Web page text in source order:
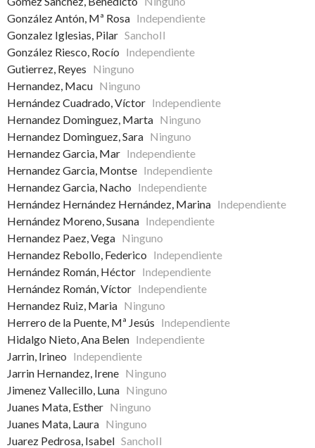
González Antón, Mª Rosa Independiente
Gonzalez Iglesias, Pilar SanchoII
González Riesco, Rocío Independiente
Gutierrez, Reyes Ninguno
Hernandez, Macu Ninguno
Hernández Cuadrado, Víctor Independiente
Hernandez Dominguez, Marta Ninguno
Hernandez Dominguez, Sara Ninguno
Hernandez Garcia, Mar Independiente
Hernandez Garcia, Montse Independiente
Hernandez Garcia, Nacho Independiente
Hernández Hernández Hernández, Marina Independiente
Hernández Moreno, Susana Independiente
Hernandez Paez, Vega Ninguno
Hernandez Rebollo, Federico Independiente
Hernández Román, Héctor Independiente
Hernández Román, Víctor Independiente
Hernandez Ruiz, Maria Ninguno
Herrero de la Puente, Mª Jesús Independiente
Hidalgo Nieto, Ana Belen Independiente
Jarrin, Irineo Independiente
Jarrin Hernandez, Irene Ninguno
Jimenez Vallecillo, Luna Ninguno
Juanes Mata, Esther Ninguno
Juanes Mata, Laura Ninguno
Juarez Pedrosa, Isabel SanchoII